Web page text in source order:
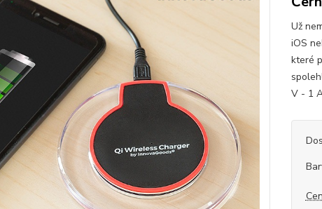
Už
iOS
které
V - 1